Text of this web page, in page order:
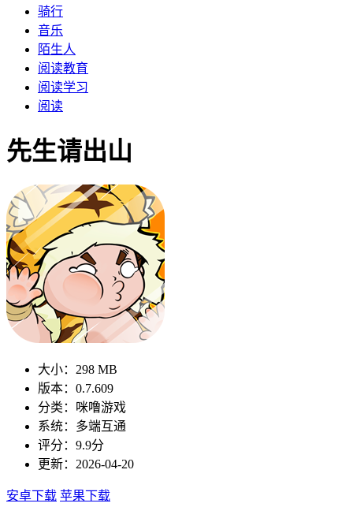
骑行
音乐
陌生人
阅读教育
阅读学习
阅读
先生请出山
大小：298 MB
版本：0.7.609
分类：咪噜游戏
系统：多端互通
评分：9.9分
更新：2026-04-20
安卓下载 苹果下载